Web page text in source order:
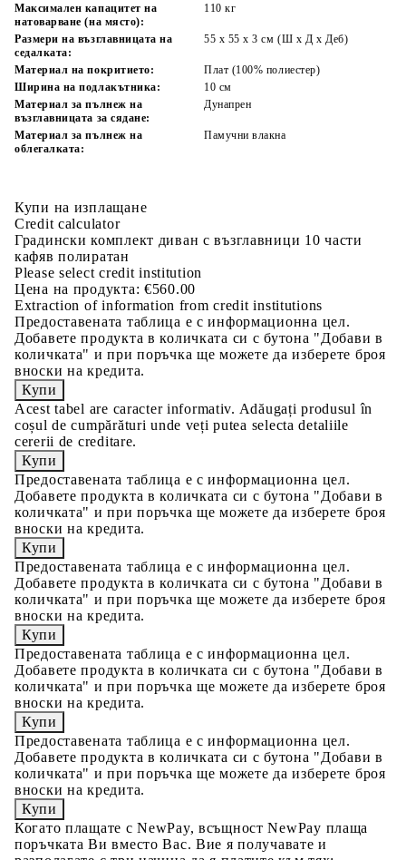
Максимален капацитет на
натоварване (на място):
110 кг
Размери на възглавницата на
седалката:
55 x 55 x 3 см (Ш x Д x Деб)
Материал на покритието:
Плат (100% полиестер)
Ширина на подлакътника:
10 см
Материал за пълнеж на
възглавницата за сядане:
Дунапрен
Материал за пълнеж на
облегалката:
Памучни влакна
Купи на изплащане
Credit calculator
Градински комплект диван с възглавници 10 части
кафяв полиратан
Please select credit institution
Цена на продукта: €560.00
Extraction of information from credit institutions
Предоставената таблица е с информационна цел.
Добавете продукта в количката си с бутона "Добави в
количката" и при поръчка ще можете да изберете броя
вноски на кредита.
Acest tabel are caracter informativ. Adăugați produsul în
coșul de cumpărături unde veți putea selecta detaliile
cererii de creditare.
Предоставената таблица е с информационна цел.
Добавете продукта в количката си с бутона "Добави в
количката" и при поръчка ще можете да изберете броя
вноски на кредита.
Предоставената таблица е с информационна цел.
Добавете продукта в количката си с бутона "Добави в
количката" и при поръчка ще можете да изберете броя
вноски на кредита.
Предоставената таблица е с информационна цел.
Добавете продукта в количката си с бутона "Добави в
количката" и при поръчка ще можете да изберете броя
вноски на кредита.
Предоставената таблица е с информационна цел.
Добавете продукта в количката си с бутона "Добави в
количката" и при поръчка ще можете да изберете броя
вноски на кредита.
Когато плащате с NewPay, всъщност NewPay плаща
поръчката Ви вместо Вас. Вие я получавате и